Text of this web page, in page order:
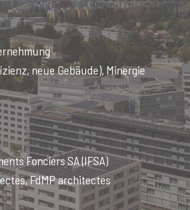
neue Gebäude), Minergie
Fonciers SA (IFSA)
FdMP architectes